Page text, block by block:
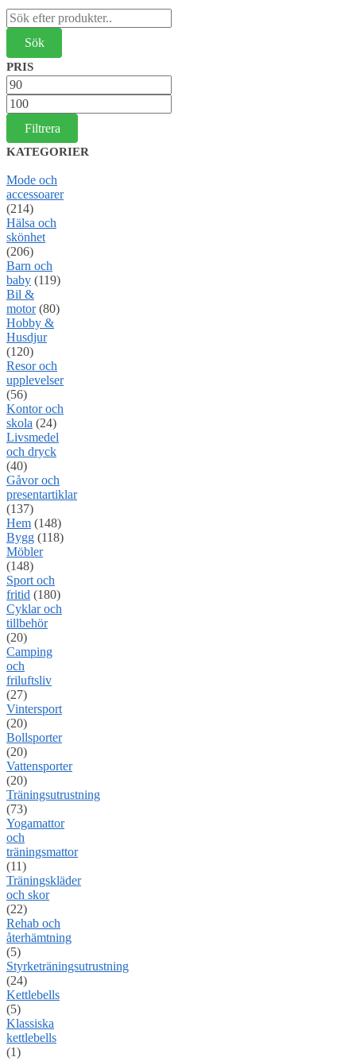
Sök
efter:
PRIS
Min
pris
Max
pris
Filtrera
KATEGORIER
Mode och
accessoarer
(214)
Hälsa och
skönhet
(206)
Barn och
baby (119)
Bil &
motor (80)
Hobby &
Husdjur
(120)
Resor och
upplevelser
(56)
Kontor och
skola (24)
Livsmedel
och dryck
(40)
Gåvor och
presentartiklar
(137)
Hem (148)
Bygg (118)
Möbler
(148)
Sport och
fritid (180)
Cyklar och
tillbehör
(20)
Camping
och
friluftsliv
(27)
Vintersport
(20)
Bollsporter
(20)
Vattensporter
(20)
Träningsutrustning
(73)
Yogamattor
och
träningsmattor
(11)
Träningskläder
och skor
(22)
Rehab och
återhämtning
(5)
Styrketräningsutrustning
(24)
Kettlebells
(5)
Klassiska
kettlebells
(1)